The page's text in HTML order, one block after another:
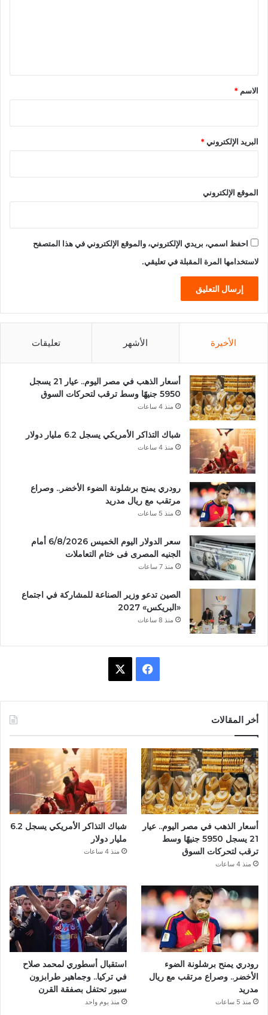
*
الاسم *
البريد الإلكتروني*
الموقع الإلكتروني
احفظ اسمي، بريدي الإلكتروني، والموقع الإلكتروني في هذا المتصفح
لاستخدامها المرة المقبلة في تعليقي.
الأخيرة الأشهر تعليقات
أسعار الذهب في مصر اليوم.. عيار 21 يسجل
5950 جنيهًا وسط ترقب لتحركات السوق
منذ 4 ساعات
شباك التذاكر الأمريكي يسجل 6.2 مليار دولار
منذ 4 ساعات
رودري يمنح برشلونة الضوء الأخضر.. وصراع
مرتقب مع ريال مدريد
منذ 5 ساعات
سعر الدولار اليوم الخميس 6/8/2026 أمام
الجنيه المصرى فى ختام التعاملات
منذ 7 ساعات
الصين تدعو وزير الصناعة للمشاركة في اجتماع
«البريكس» 2027
منذ 8 ساعات
و
ك
أخر المقالات
أسعار الذهب في مصر اليوم.. عيار
21 يسجل 5950 جنيهًا وسط
ترقب لتحركات السوق
منذ 4 ساعات
شباك التذاكر الأمريكي يسجل 6.2
مليار دولار
منذ 4 ساعات
رودري يمنح برشلونة الضوء
الأخضر.. وصراع مرتقب مع ريال
مدريد
منذ 5 ساعات
استقبال أسطوري لمحمد صلاح
في تركيا.. وجماهير طرابزون
سبور تحتفل بصفقة القرن
منذ يوم واحد